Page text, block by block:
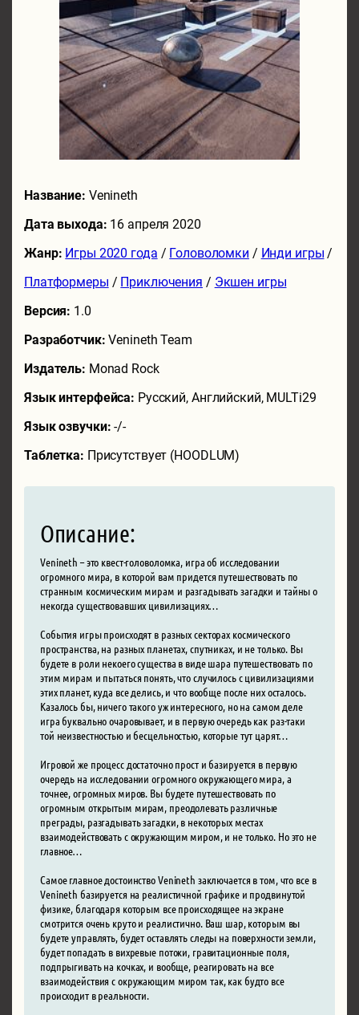
Название: Venineth
Дата выхода: 16 апреля 2020
Жанр: Игры 2020 года / Головоломки / Инди игры /
Платформеры / Приключения / Экшен игры
Версия: 1.0
Разработчик:Venineth Team
Издатель: Monad Rock
Язык интерфейса: Русский, Английский, MULTi29
Язык озвучки:-/-
Таблетка: Присутствует (HOODLUM)
Описание:
Venineth – это квест-головоломка, игра об исследовании
огромного мира, в которой вам придется путешествовать по
странным космическим мирам и разгадывать загадки и тайны о
некогда существовавших цивилизациях…
События игры происходят в разных секторах космического
пространства, на разных планетах, спутниках, и не только. Вы
будете в роли некоего существа в виде шара путешествовать по
этим мирам и пытаться понять, что случилось с цивилизациями
этих планет, куда все делись, и что вообще после них осталось.
Казалось бы, ничего такого уж интересного, но на самом деле
игра буквально очаровывает, и в первую очередь как раз-таки
той неизвестностью и бесцельностью, которые тут царят…
Игровой же процесс достаточно прост и базируется в первую
очередь на исследовании огромного окружающего мира, а
точнее, огромных миров. Вы будете путешествовать по
огромным открытым мирам, преодолевать различные
преграды, разгадывать загадки, в некоторых местах
взаимодействовать с окружающим миром, и не только. Но это не
главное…
Самое главное достоинство Venineth заключается в том, что все в
Venineth базируется на реалистичной графике и продвинутой
физике, благодаря которым все происходящее на экране
смотрится очень круто и реалистично. Ваш шар, которым вы
будете управлять, будет оставлять следы на поверхности земли,
будет попадать в вихревые потоки, гравитационные поля,
подпрыгивать на кочках, и вообще, реагировать на все
взаимодействия с окружающим миром так, как будто все
происходит в реальности.